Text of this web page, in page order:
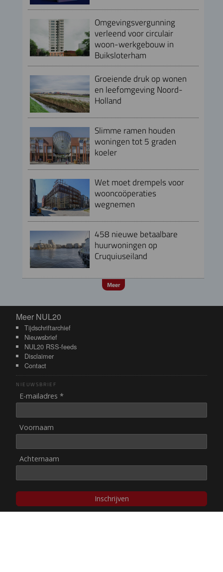
Omgevingsvergunning
verleend voor circulair
woon-werkgebouw in
Buiksloterham
Groeiende druk op wonen
en leefomgeving Noord-
Holland
Slimme ramen houden
woningen tot 5 graden
koeler
Wet moet drempels voor
wooncoöperaties
wegnemen
458 nieuwe betaalbare
huurwoningen op
Cruquiuseiland
Meer
Meer NUL20
Meer NUL20
Tijdschriftarchief
Nieuwsbrief
NUL20 RSS-feeds
Disclaimer
Contact
NIEUWSBRIEF
E-mailadres *
Voornaam
Achternaam
Inschrijven